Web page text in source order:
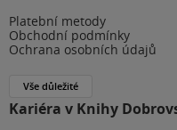
Platební metody
Obchodní podmínky
Ochrana osobních údajů
Vše důležité
Kariéra v Knihy